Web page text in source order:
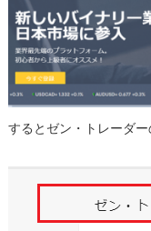
するとゼン・トレーダー